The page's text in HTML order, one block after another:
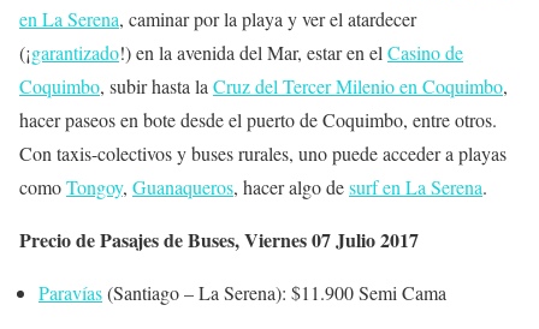
en La Serena, caminar por la playa y ver el atardecer
(¡garantizado!) en la avenida del Mar, estar en el Casino de
Coquimbo, subir hasta la Cruz del Tercer Milenio en Coquimbo,
hacer paseos en bote desde el puerto de Coquimbo, entre otros.
Con taxis-colectivos y buses rurales, uno puede acceder a playas
comoTongoy, Guanaqueros, hacer algo desurf en La Serena.
Precio de Pasajes de Buses, Viernes 07 Julio 2017
Paravías(Santiago – La Serena): $11.900 Semi Cama